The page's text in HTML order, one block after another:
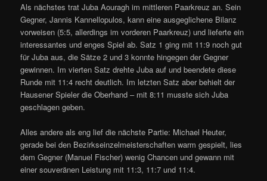
Als nächstes trat Juba Aouragh im mittleren Paarkreuz an. Sein
Gegner, Jannis Kannellopulos, kann eine ausgeglichene Bilanz
vorweisen (5:5, allerdings im vorderen Paarkreuz) und lieferte ein
interessantes und enges Spiel ab. Satz 1 ging mit 11:9 noch gut
für Juba aus, die Sätze 2 und 3 konnte hingegen der Gegner
gewinnen. Im vierten Satz drehte Juba auf und beendete diese
Runde mit 11:4 recht deutlich. Im letzten Satz aber behielt der
Hausener Spieler die Oberhand – mit 8:11 musste sich Juba
geschlagen geben.
Alles andere als eng lief die nächste Partie: Michael Heuter,
gerade bei den Bezirkseinzelmeisterschaften warm gespielt, lies
dem Gegner (Manuel Fischer) wenig Chancen und gewann mit
einer souveränen Leistung mit 11:3, 11:7 und 11:4.